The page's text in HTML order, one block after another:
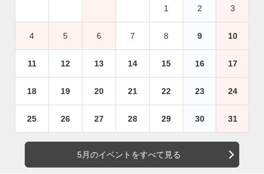
1 2 3
4 5 6 7 8 9 10
11 12 13 14 15 16 17
18 19 20 21 22 23 24
25 26 27 28 29 30 31
5月のイベントをすべて見る